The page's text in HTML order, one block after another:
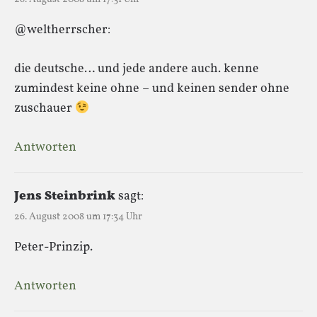
@weltherrscher:
die deutsche… und jede andere auch. kenne
zumindest keine ohne – und keinen sender ohne
zuschauer
Antworten
Jens Steinbrinksagt:
26. August 2008 um 17:34 Uhr
Peter-Prinzip.
Antworten